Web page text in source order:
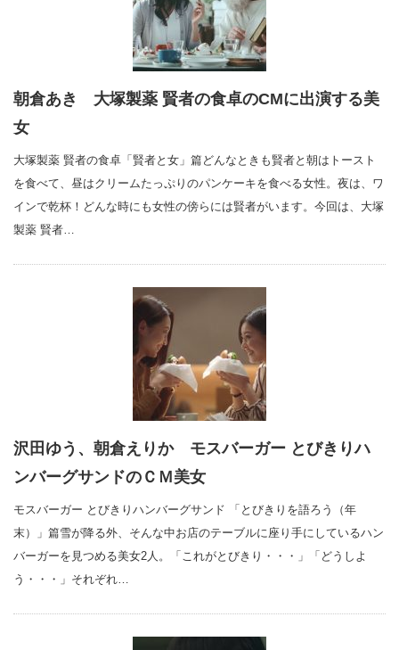
朝倉あき 大塚製薬 賢者の食卓のCMに出演する美
女
大塚製薬 賢者の食卓「賢者と女」篇どんなときも賢者と朝はトースト
を食べて、昼はクリームたっぷりのパンケーキを食べる女性。夜は、ワ
インで乾杯！どんな時にも女性の傍らには賢者がいます。今回は、大塚
製薬 賢者…
沢田ゆう、朝倉えりか モスバーガー とびきりハ
ンバーグサンドのＣＭ美女
モスバーガー とびきりハンバーグサンド 「とびきりを語ろう（年
末）」篇雪が降る外、そんな中お店のテーブルに座り手にしているハン
バーガーを見つめる美女2人。「これがとびきり・・・」「どうしよ
う・・・」それぞれ…